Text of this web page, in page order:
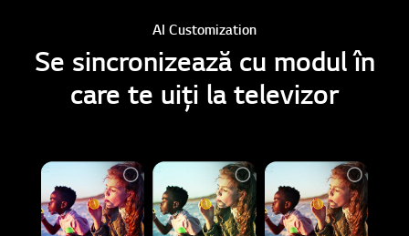
AI Customization
Se sincronizează cu modul în
care te uiți la televizor